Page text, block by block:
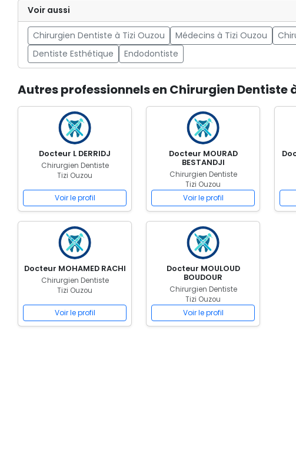
Voir aussi
Chirurgien Dentiste à Tizi Ouzou Médecins à Tizi Ouzou
Dentiste Esthétique
Endodontiste
Autres professionnels en Chirurgien Dentiste
Docteur L DERRIDJ
Chirurgien Dentiste
Tizi Ouzou
Voir le profil
Docteur MOURAD
BESTANDJI
Chirurgien Dentiste
Tizi Ouzou
Voir le profil
Docteur MOHAMED RACHI
Chirurgien Dentiste
Tizi Ouzou
Voir le profil
Docteur MOULOUD
BOUDOUR
Chirurgien Dentiste
Tizi Ouzou
Voir le profil